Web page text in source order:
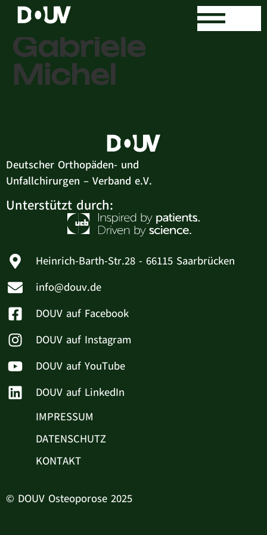
Dr. med.
Gabriele
Michel
Deutscher Orthopäden- und
Unfallchirurgen – Verband e.V.
Unterstützt durch:
Heinrich-Barth-Str.28 - 66115 Saarbrücken
info@douv.de
DOUV auf Facebook
DOUV auf Instagram
DOUV auf YouTube
DOUV auf LinkedIn
IMPRESSUM
DATENSCHUTZ
KONTAKT
© DOUV Osteoporose 2025